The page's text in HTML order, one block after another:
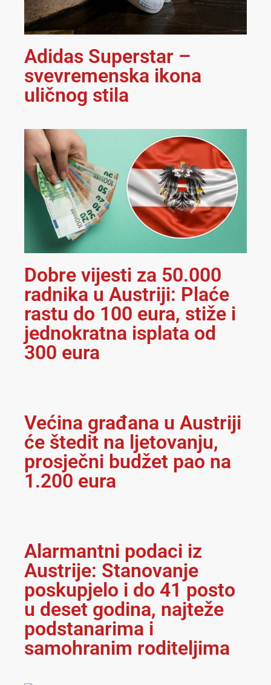
Adidas Superstar –
svevremenska ikona
uličnog stila
Dobre vijesti za 50.000
radnika u Austriji: Plaće
rastu do 100 eura, stiže i
jednokratna isplata od
300 eura
Većina građana u Austriji
će štedit na ljetovanju,
prosječni budžet pao na
1.200 eura
Alarmantni podaci iz
Austrije: Stanovanje
poskupjelo i do 41 posto
u deset godina, najteže
podstanarima i
samohranim roditeljima